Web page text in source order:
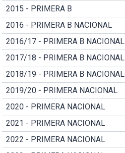
2015 - PRIMERA B
2016 - PRIMERA B NACIONAL
2016/17 - PRIMERA B NACIONAL
2017/18 - PRIMERA B NACIONAL
2018/19 - PRIMERA B NACIONAL
2019/20 - PRIMERA NACIONAL
2020 - PRIMERA NACIONAL
2021 - PRIMERA NACIONAL
2022 - PRIMERA NACIONAL